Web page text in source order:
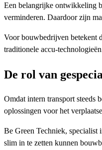
Een belangrijke ontwikkeling
verminderen. Daardoor zijn
Voor bouwbedrijven betekent
traditionele accu-
De rol van
Omdat intern transport steeds
oplossingen voor het
Be Green Techniek, specialist
slim in te zetten kunnen